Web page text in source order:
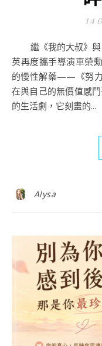
14
繼《我的大叔》與《我的出走日記》之後，金牌編劇朴海
英再度攜手導演車榮
的慢性解藥——《努力
在與自己的無價值感
的生活劇，它刻畫的...
Alysa